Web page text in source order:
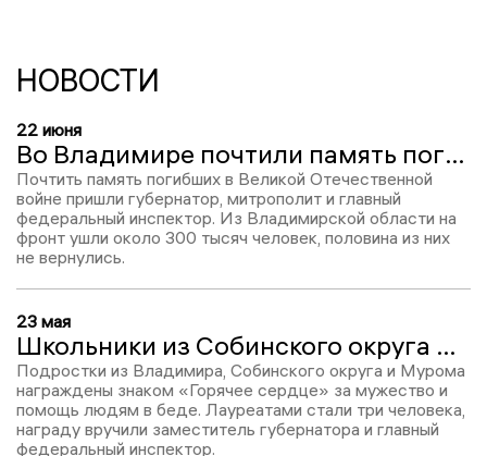
НОВОСТИ
22 июня
Во Владимире почтили память погибших в ходе Великой Отечественной войны
Почтить память погибших в Великой Отечественной
войне пришли губернатор, митрополит и главный
федеральный инспектор. Из Владимирской области на
фронт ушли около 300 тысяч человек, половина из них
не вернулись.
23 мая
Школьники из Собинского округа и Мурома получили почетный знак «Горячее сердце»
Подростки из Владимира, Собинского округа и Мурома
награждены знаком «Горячее сердце» за мужество и
помощь людям в беде. Лауреатами стали три человека,
награду вручили заместитель губернатора и главный
федеральный инспектор.